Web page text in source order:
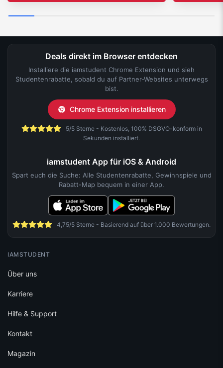
Deals direkt im Browser entdecken
Installiere die iamstudent Chrome Extension und sieh
Studentenrabatte, sobald du auf Partner-Websites unterwegs
bist.
Chrome Extension installieren
5/5 Sterne - Kostenlos, 100% DSGVO-konform in
Sekunden installiert.
iamstudent App für iOS & Android
Spart euch die Suche: Alle Studentenrabatte, Gewinnspiele und
Rabatt-Map bequem in einer App.
4,75/5 Sterne - Basierend auf über 1.000 Bewertungen.
IAMSTUDENT
Über uns
Karriere
Hilfe & Support
Kontakt
Magazin